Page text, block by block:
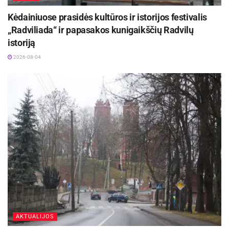
Kėdainiuose prasidės kultūros ir istorijos festivalis
„Radviliada“ ir papasakos kunigaikščių Radvilų
istoriją
2026-08-04
AKTUALIJOS